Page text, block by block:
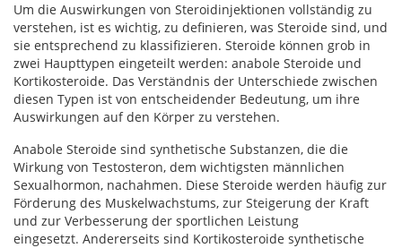
Um die Auswirkungen von Steroidinjektionen vollständig zu
verstehen, ist es wichtig, zu definieren, was Steroide sind, und
sie entsprechend zu klassifizieren. Steroide können grob in
zwei Haupttypen eingeteilt werden: anabole Steroide und
Kortikosteroide. Das Verständnis der Unterschiede zwischen
diesen Typen ist von entscheidender Bedeutung, um ihre
Auswirkungen auf den Körper zu verstehen.
Anabole Steroide sind synthetische Substanzen, die die
Wirkung von Testosteron, dem wichtigsten männlichen
Sexualhormon, nachahmen. Diese Steroide werden häufig zur
Förderung des Muskelwachstums, zur Steigerung der Kraft
und zur Verbesserung der sportlichen Leistung
eingesetzt. Andererseits sind Kortikosteroide synthetische